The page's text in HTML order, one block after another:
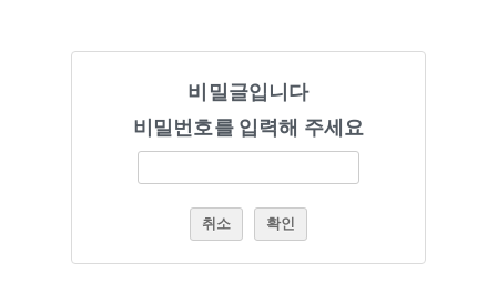
비밀글입니다
비밀번호를 입력해 주세요
취소 확인